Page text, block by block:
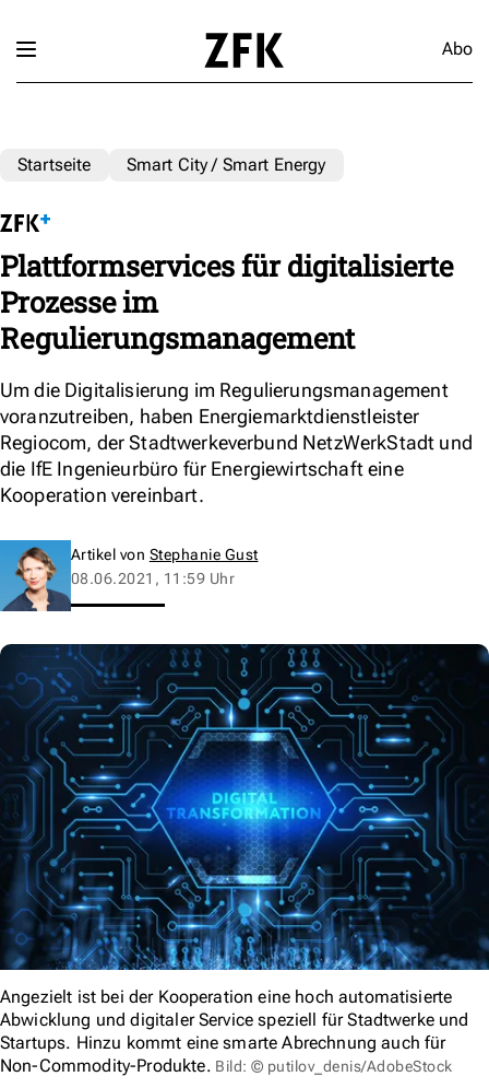
Abo
Startseite Smart City / Smart Energy
Plattformservices für digitalisierte
Prozesse im
Regulierungsmanagement
Um die Digitalisierung im Regulierungsmanagement
voranzutreiben, haben Energiemarktdienstleister
Regiocom, der Stadtwerkeverbund NetzWerkStadt und
die IfE Ingenieurbüro für Energiewirtschaft eine
Kooperation vereinbart.
Artikel von Stephanie Gust
08.06.2021, 11:59 Uhr
Angezielt ist bei der Kooperation eine hoch automatisierte
Abwicklung und digitaler Service speziell für Stadtwerke und
Startups. Hinzu kommt eine smarte Abrechnung auch für
Non-Commodity-Produkte. Bild: © putilov_denis/AdobeStock